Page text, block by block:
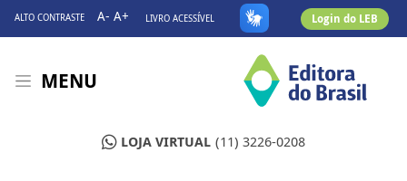
ALTO CONTRASTE A- A+ LIVRO ACESSÍVEL Login do LEB
MENU
LOJA VIRTUAL (11) 3226-0208